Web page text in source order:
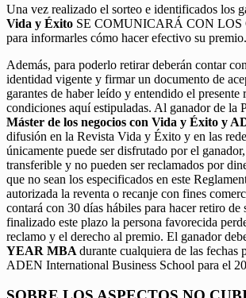
Una vez realizado el sorteo e identificados los
Vida y Éxito SE COMUNICARÁ CON LOS
para informarles cómo hacer efectivo su premio.
Además, para poderlo retirar deberán contar
identidad vigente y firmar un documento de
garantes de haber leído y entendido el presente
condiciones aquí estipuladas. Al ganador de
Máster de los negocios con Vida y Éxito y
difusión en la Revista Vida y Éxito y en las
únicamente puede ser disfrutado por el
transferible y no pueden ser reclamados por
que no sean los especificados en este
autorizada la reventa o recanje con fines
contará con 30 días hábiles para hacer retiro de
finalizado este plazo la persona favorecida
reclamo y el derecho al premio. El ganador
YEAR MBA durante cualquiera de las fechas
ADEN International Business School para el